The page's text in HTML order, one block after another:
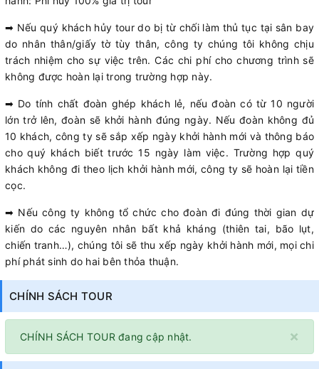
➡ Nếu quý khách hủy tour do bị từ chối làm thủ tục tại sân bay
do nhân thân/giấy tờ tùy thân, công ty chúng tôi không chịu
trách nhiệm cho sự việc trên. Các chi phí cho chương trình sẽ
không được hoàn lại trong trường hợp này.
➡ Do tính chất đoàn ghép khách lẻ, nếu đoàn có từ 10 người
lớn trở lên, đoàn sẽ khởi hành đúng ngày. Nếu đoàn không đủ
10 khách, công ty sẽ sắp xếp ngày khởi hành mới và thông báo
cho quý khách biết trước 15 ngày làm việc. Trường hợp quý
khách không đi theo lịch khởi hành mới, công ty sẽ hoàn lại tiền
cọc.
➡ Nếu công ty không tổ chức cho đoàn đi đúng thời gian dự
kiến do các nguyên nhân bất khả kháng (thiên tai, bão lụt,
chiến tranh…), chúng tôi sẽ thu xếp ngày khởi hành mới, mọi chi
phí phát sinh do hai bên thỏa thuận.
CHÍNH SÁCH TOUR
×
CHÍNH SÁCH TOUR đang cập nhật.